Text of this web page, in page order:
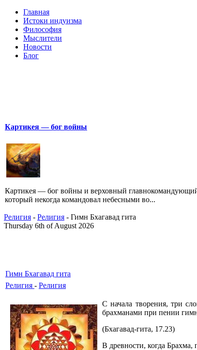
Главная
Истоки индуизма
Философия
Мыслители
Новости
Блог
Картикея — бог войны
Картикея — бог войны и верховный
который некогда командовал небесными во...
Религия - Религия - Гимн Бхагавад гита
Thursday 6th of August 2026
Гимн Бхагавад гита
Религия - Религия
С начала творения, три
брахманами при пении
(Бхагавад-гита, 17.23)
В древности, когда